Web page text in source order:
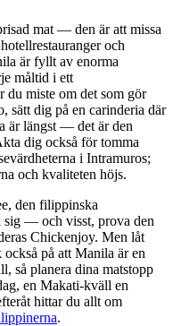
mat — den är att missa
och
är fyllt av enorma
måltid i ett
du miste om det som gör
sätt dig på en carinderia där
är längst — det är den
dig också för tomma
i Intramuros;
och kvaliteten höjs.
den filippinska
sig — och visst, prova den
Chickenjoy. Men låt
på att Manila är en
så planera dina matstopp
en Makati-kväll en
hittar du allt om
.